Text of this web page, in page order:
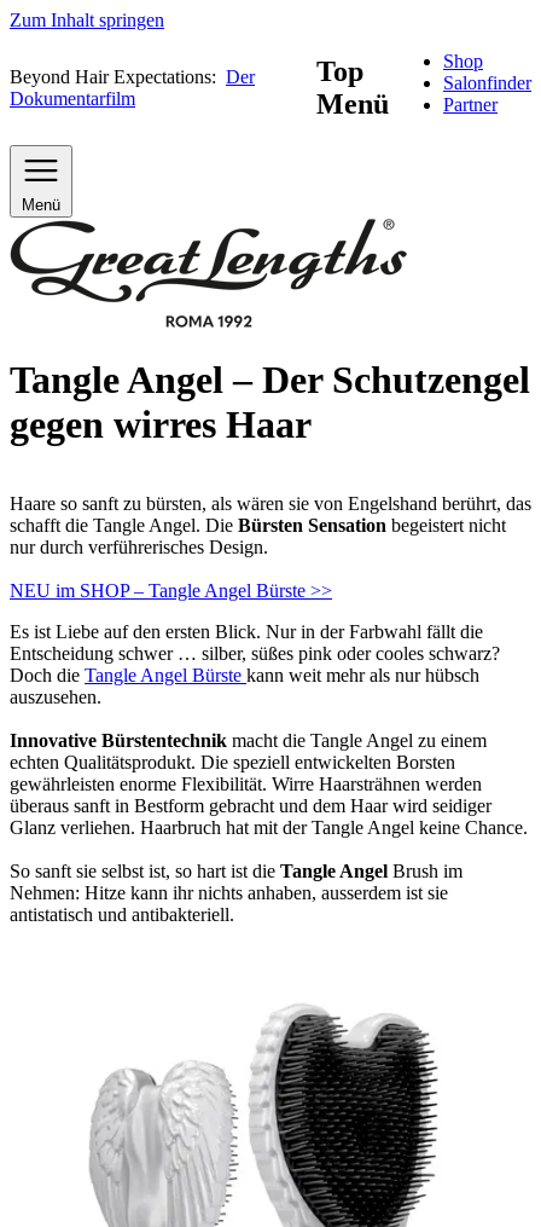
Zum Inhalt springen
Beyond Hair Expectations: Der
Dokumentarfilm
Top
Menü
Shop
Salonfinder
Partner
Menü
Tangle Angel – Der Schutzengel
gegen wirres Haar
Haare so sanft zu bürsten, als wären sie von Engelshand berührt, das
schafft die Tangle Angel. Die Bürsten Sensation begeistert nicht
nur durch verführerisches Design.
NEU im SHOP – Tangle Angel Bürste >>
Es ist Liebe auf den ersten Blick. Nur in der Farbwahl fällt die
Entscheidung schwer … silber, süßes pink oder cooles schwarz?
Doch die Tangle Angel Bürste kann weit mehr als nur hübsch
auszusehen.
Innovative Bürstentechnik macht die Tangle Angel zu einem
echten Qualitätsprodukt. Die speziell entwickelten Borsten
gewährleisten enorme Flexibilität. Wirre Haarsträhnen werden
überaus sanft in Bestform gebracht und dem Haar wird seidiger
Glanz verliehen. Haarbruch hat mit der Tangle Angel keine Chance.
So sanft sie selbst ist, so hart ist die Tangle Angel Brush im
Nehmen: Hitze kann ihr nichts anhaben, ausserdem ist sie
antistatisch und antibakteriell.